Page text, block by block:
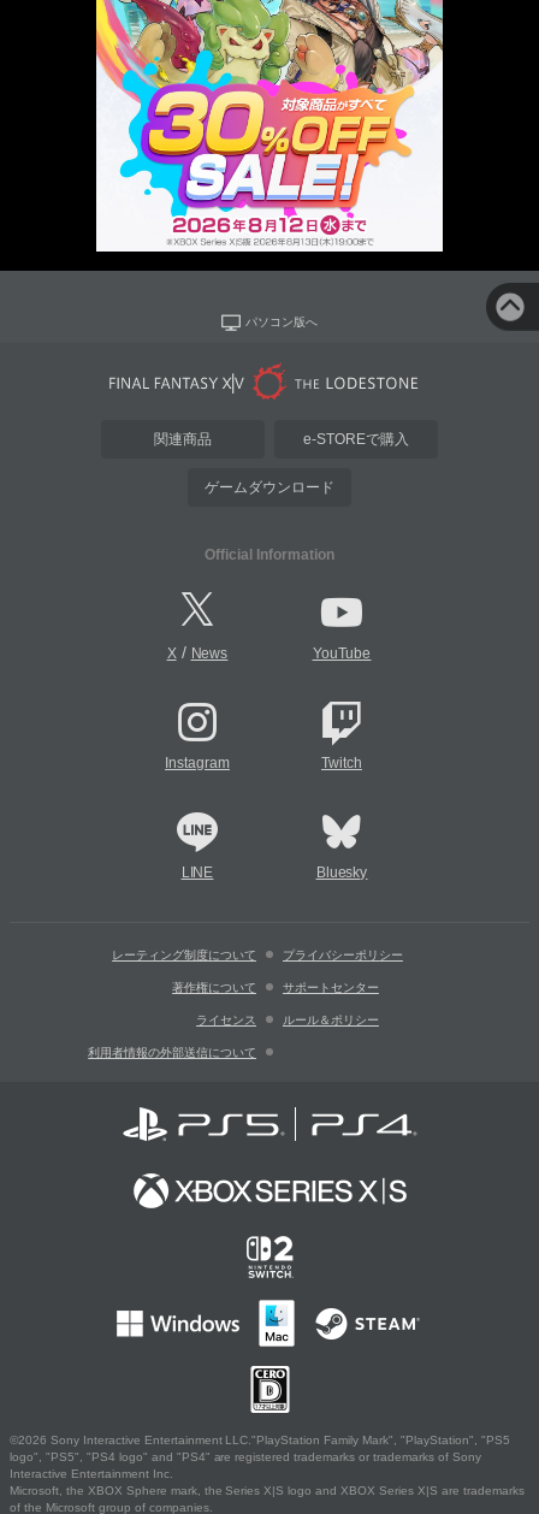
パソコン版へ
関連商品 e-STOREで購入
ゲームダウンロード
Official Information
X/ News YouTube
Instagram Twitch
LINE Bluesky
レーティング制度について プライバシーポリシー
著作権について サポートセンター
ライセンス ルール＆ポリシー
利用者情報の外部送信について
©2026 Sony Interactive Entertainment LLC."PlayStation Family Mark", "PlayStation", "PS5
logo", "PS5", "PS4 logo" and "PS4" are registered trademarks or trademarks of Sony
Interactive Entertainment Inc.
Microsoft, the XBOX Sphere mark, the Series X|S logo and XBOX Series X|S are trademarks
of the Microsoft group of companies.